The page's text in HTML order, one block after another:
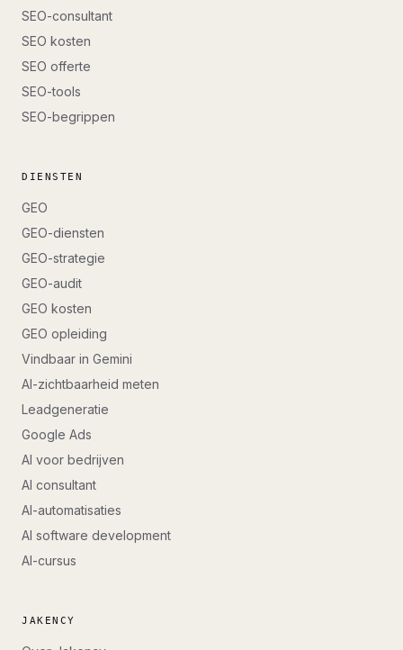
SEO-consultant
SEO kosten
SEO offerte
SEO-tools
SEO-begrippen
DIENSTEN
GEO
GEO-diensten
GEO-strategie
GEO-audit
GEO kosten
GEO opleiding
Vindbaar in Gemini
AI-zichtbaarheid meten
Leadgeneratie
Google Ads
AI voor bedrijven
AI consultant
AI-automatisaties
AI software development
AI-cursus
JAKENCY